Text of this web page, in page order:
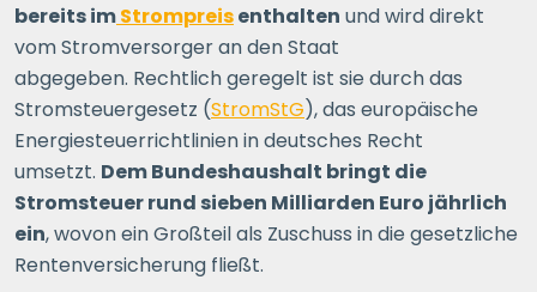
ERSPARNIS BERECHNEN
oder direkt registrieren
bereits imStrompreisenthalten und wird direkt
vom Stromversorger an den Staat
abgegeben. Rechtlich geregelt ist sie durch das
Stromsteuergesetz (StromStG), das europäische
Energiesteuerrichtlinien in deutsches Recht
umsetzt. Dem Bundeshaushalt bringt die
Stromsteuer rund sieben Milliarden Euro jährlich
ein, wovon ein Großteil als Zuschuss in die gesetzliche
Rentenversicherung fließt.